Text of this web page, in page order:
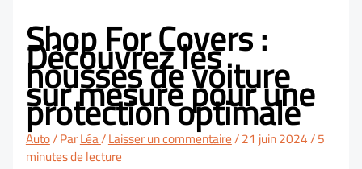
Shop For Covers :
Découvrez les
housses de voiture
sur mesure pour une
protection optimale
Auto/ ParLéa/Laisser un commentaire/21 juin 2024/5
minutes de lecture